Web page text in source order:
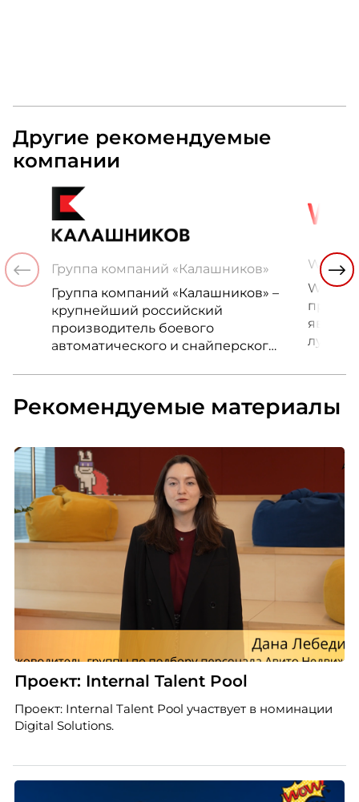
Другие рекомендуемые
компании
Группа компаний «Калашников»
Группа компаний «Калашников» –
крупнейший российский
производитель боевого
автоматического и снайперского
высокоточного оружия.
WOW
WOW
Рекомендуемые материалы
Проект: Internal Talent Pool
Проект: Internal Talent Pool участвует в номинации
Digital Solutions.